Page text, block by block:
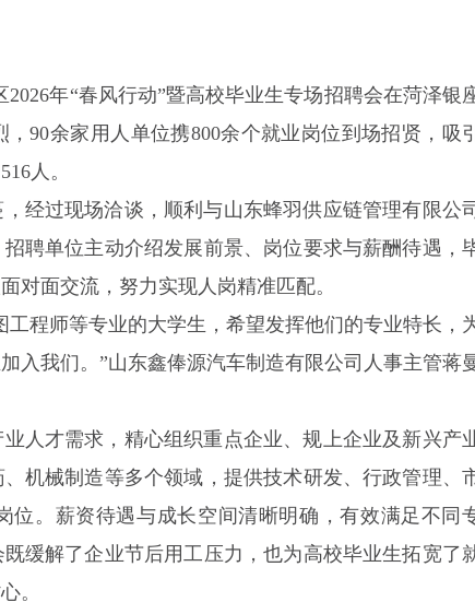
年“春风行动”暨高校毕业生专场招聘会在菏泽银
90余家用人单位携800余个就业岗位到场招贤，吸引
人。
经过现场洽谈，顺利与山东蜂羽供应链管理有限公司
聘单位主动介绍发展前景、岗位要求与薪酬待遇，
对面交流，努力实现人岗精准匹配。
工程师等专业的大学生，希望发挥他们的专业特长，
入我们。”山东鑫俸源汽车制造有限公司人事主管蒋
人才需求，精心组织重点企业、规上企业及新兴产
机械制造等多个领域，提供技术研发、行政管理、
位。薪资待遇与成长空间清晰明确，有效满足不同
缓解了企业节后用工压力，也为高校毕业生拓宽了
。